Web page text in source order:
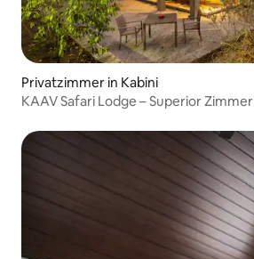
Privatzimmer in Kabini
KAAV Safari Lodge – Superior Zimmer